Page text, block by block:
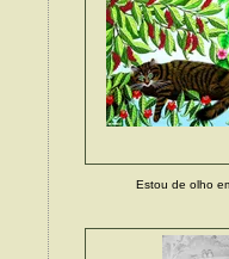
Estou de olho